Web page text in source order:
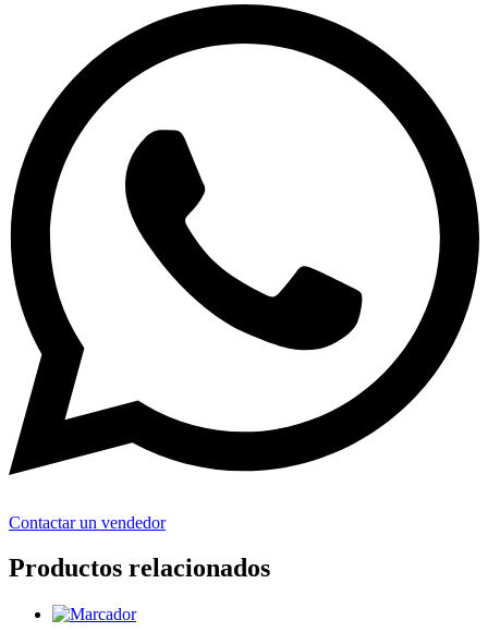
Contactar un vendedor
Productos relacionados